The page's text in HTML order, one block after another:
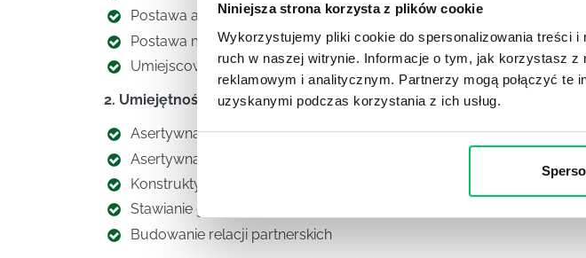
Niniejsza strona korzysta z plików cookie
Wykorzystujemy pliki cookie do spersonalizowania treści
ruch w naszej witrynie. Informacje o tym, jak korzystasz
reklamowym i analitycznym. Partnerzy mogą połączyć te
uzyskanymi podczas korzystania z ich usług.
Postawa agresywna
Postawa manipulacyjna
Umiejscowienie siebie na skali asertywności
2. Umiejętności asertywne
Asertywna prośba
Asertywna odmowa
Konstruktywna krytyka
Stawianie granic w kontaktach z innymi
Budowanie relacji partnerskich